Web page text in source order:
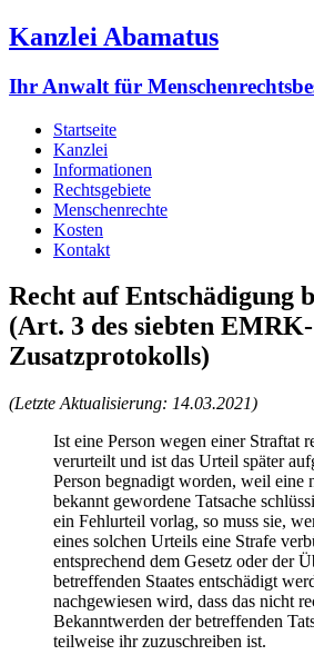
Kanzlei Abamatus
Ihr Anwalt für
Startseite
Kanzlei
Informationen
Rechtsgebiete
Menschenrechte
Kosten
Kontakt
Recht auf Entschädigung
(Art. 3 des siebten EMRK-
Zusatzprotokolls)
(Letzte Aktualisierung: 14.03.2021)
Ist eine Person wegen einer Straftat
verurteilt und ist das Urteil später
Person begnadigt worden, weil eine
bekannt gewordene Tatsache
ein Fehlurteil vorlag, so muss sie,
eines solchen Urteils eine Strafe
entsprechend dem Gesetz oder der
betreffenden Staates entschädigt
nachgewiesen wird, dass das nicht
Bekanntwerden der betreffenden
teilweise ihr zuzuschreiben ist.